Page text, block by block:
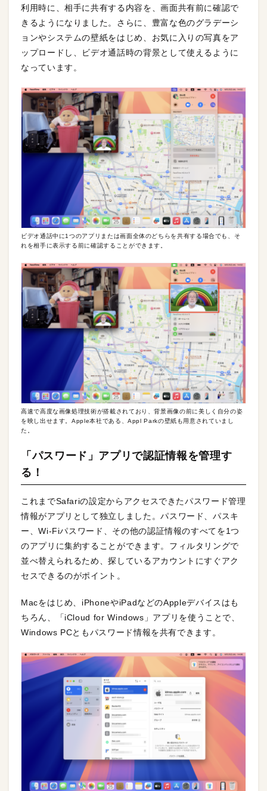
利用時に、相手に共有する内容を、画面共有前に確認で
きるようになりました。さらに、豊富な色のグラデーシ
ョンやシステムの壁紙をはじめ、お気に入りの写真をア
ップロードし、ビデオ通話時の背景として使えるように
なっています。
ビデオ通話中に1つのアプリまたは画面全体のどちらを共有する場合でも、そ
れを相手に表示する前に確認することができます。
高速で高度な画像処理技術が搭載されており、背景画像の前に美しく自分の姿
を映し出せます。Apple本社である、Appl Parkの壁紙も用意されていまし
た。
「パスワード」アプリで認証情報を管理す
る！
これまでSafariの設定からアクセスできたパスワード管理
情報がアプリとして独立しました。パスワード、パスキ
ー、Wi-Fiパスワード、その他の認証情報のすべてを1つ
のアプリに集約することができます。フィルタリングで
並べ替えられるため、探しているアカウントにすぐアク
セスできるのがポイント。
Macをはじめ、iPhoneやiPadなどのAppleデバイスはも
ちろん、「iCloud for Windows」アプリを使うことで、
Windows PCともパスワード情報を共有できます。